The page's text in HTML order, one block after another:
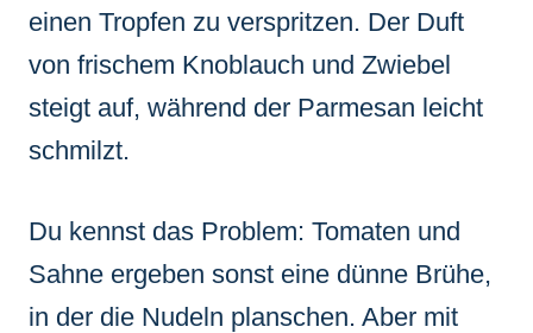
einen Tropfen zu verspritzen. Der Duft
von frischem Knoblauch und Zwiebel
steigt auf, während der Parmesan leicht
schmilzt.
Du kennst das Problem: Tomaten und
Sahne ergeben sonst eine dünne Brühe,
in der die Nudeln planschen. Aber mit